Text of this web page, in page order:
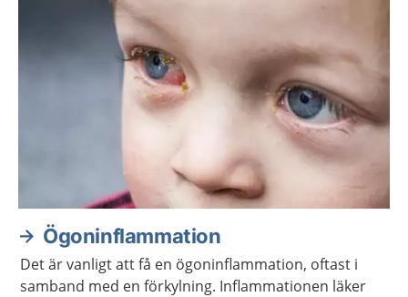
Ögoninflammation
Det är vanligt att få en ögoninflammation, oftast i
samband med en förkylning. Inflammationen läker